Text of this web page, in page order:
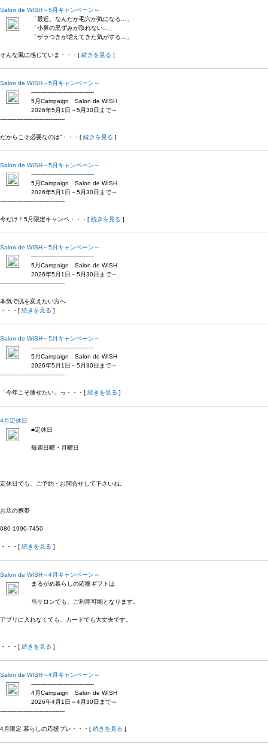
Salon de WISH～5月キャンペーン～
「最近、なんだか毛穴が気になる…」
「小鼻の黒ずみが取れない…」
「ザラつきが増えてきた気がする…」
そんな風に感じていま・・・[ 続きを見る ]
Salon de WISH～5月キャンペーン～
-----------------------------------
5月Campaign Salon de WISH
2026年5月1日～5月30日まで～
------------------------------------
だからこそ必要なのは“・・・[ 続きを見る ]
Salon de WISH～5月キャンペーン～
-----------------------------------
5月Campaign Salon de WISH
2026年5月1日～5月30日まで～
------------------------------------
今だけ！5月限定キャンペ・・・[ 続きを見る ]
Salon de WISH～5月キャンペーン～
-----------------------------------
5月Campaign Salon de WISH
2026年5月1日～5月30日まで～
------------------------------------
本気で肌を変えたい方へ
・・・[ 続きを見る ]
Salon de WISH～5月キャンペーン～
-----------------------------------
5月Campaign Salon de WISH
2026年5月1日～5月30日まで～
------------------------------------
「今年こそ痩せたい」っ・・・[ 続きを見る ]
4月定休日
■定休日
毎週日曜・月曜日
定休日でも、ご予約・お問合せして下さいね。
お店の携帯
080-1990-7450
・・・[ 続きを見る ]
Salon de WISH～4月キャンペーン～
まるがめ暮らしの応援ギフトは
当サロンでも、ご利用可能となります。
アプリに入れなくても、カードでも大丈夫です。
・・・[ 続きを見る ]
Salon de WISH～4月キャンペーン～
-----------------------------------
4月Campaign Salon de WISH
2026年4月1日～4月30日まで～
------------------------------------
4月限定 暮らしの応援プレ・・・[ 続きを見る ]